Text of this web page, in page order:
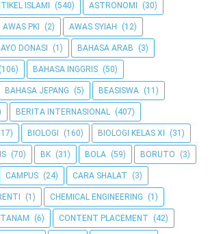
ISLAMI (540) ASTRONOMI (30)
AWAS PKI (2) AWAS SYIAH (12)
AYO DONASI (1) BAHASA ARAB (3)
(106) BAHASA INGGRIS (50)
BAHASA JEPANG (5) BEASISWA (11)
BERITA INTERNASIONAL (407)
BIOLOGI (160) BIOLOGI KELAS XI (31)
(70) BK (31) BOLA (59) BORUTO (3)
CAMPUS (24) CARA SHALAT (3)
(1) CHEMICAL ENGINEERING (1)
(6) CONTENT PLACEMENT (42)